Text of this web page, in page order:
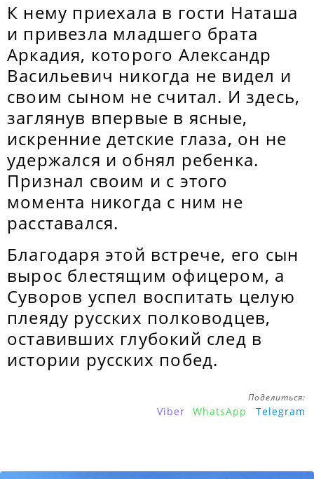
К нему приехала в гости Наташа
и привезла младшего брата
Аркадия, которого Александр
Васильевич никогда не видел и
своим сыном не считал. И здесь,
заглянув впервые в ясные,
искренние детские глаза, он не
удержался и обнял ребенка.
Признал своим и с этого
момента никогда с ним не
расставался.
Благодаря этой встрече, его сын
вырос блестящим офицером, а
Суворов успел воспитать целую
плеяду русских полководцев,
оставивших глубокий след в
истории русских побед.
Поделиться:
Viber WhatsApp Telegram